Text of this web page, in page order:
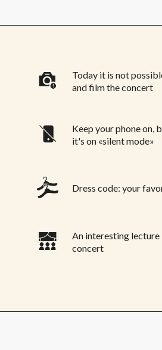
Today it is not
and film the concert
Keep your phone on,
it's on «silent mode»
Dress code: your
An interesting
concert